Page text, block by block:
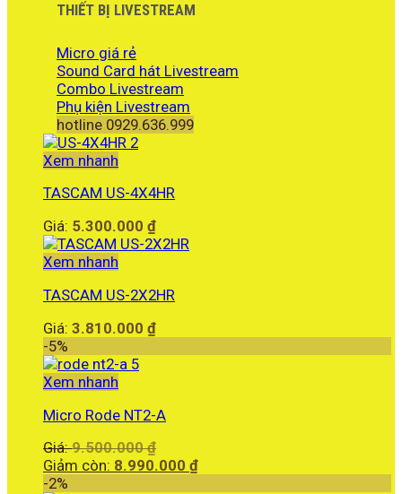
THIẾT BỊ LIVESTREAM
Micro giá rẻ
Sound Card hát Livestream
Combo Livestream
Phụ kiện Livestream
hotline 0929.636.999
Xem nhanh
TASCAM US-4X4HR
Giá: 5.300.000 ₫
Xem nhanh
TASCAM US-2X2HR
Giá: 3.810.000 ₫
-5%
Xem nhanh
Micro Rode NT2-A
Giá:9.500.000₫
gốc
Giảm còn: 8.990.000 ₫Giá
-2%